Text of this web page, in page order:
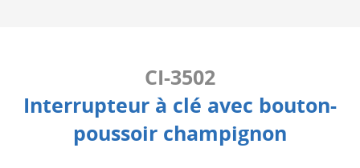
CI-3502
Interrupteur à clé avec bouton-
poussoir champignon